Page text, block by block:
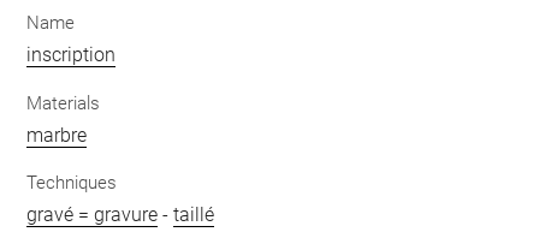
Name
inscription
Materials
marbre
Techniques
gravé = gravure -taillé